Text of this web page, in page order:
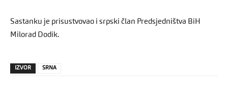
Sastanku je prisustvovao i srpski član Predsjedništva BiH
Milorad Dodik.
IZVOR SRNA